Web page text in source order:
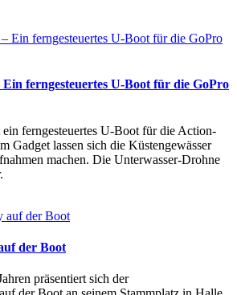
ferngesteuertes U-Boot für die GoPro
ferngesteuertes U-Boot für die Action-
Gadget lassen sich die Küstengewässer
machen. Die Unterwasser-Drohne
der Boot
präsentiert sich der